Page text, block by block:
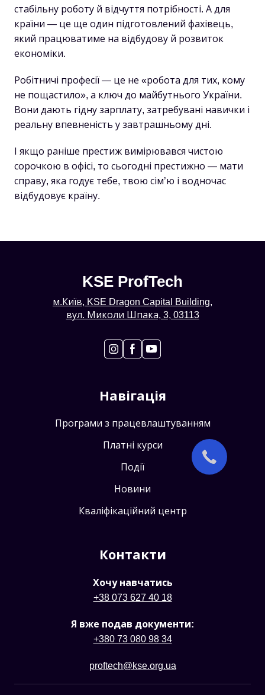
стабільну роботу й відчуття потрібності. А для
країни — це ще один підготовлений фахівець,
який працюватиме на відбудову й розвиток
економіки.
Робітничі професії — це не «робота для тих, кому
не пощастило», а ключ до майбутнього України.
Вони дають гідну зарплату, затребувані навички і
реальну впевненість у завтрашньому дні.
І якщо раніше престиж вимірювався чистою
сорочкою в офісі, то сьогодні престижно — мати
справу, яка годує тебе, твою сім’ю і водночас
відбудовує країну.
KSE ProfTech
м.Київ, KSE Dragon Capital Building,
вул. Миколи Шпака, 3, 03113
Навігація
Програми з працевлаштуванням
Платні курси
Події
Новини
Кваліфікаційний центр
Контакти
Хочу навчатись
+38 073 627 40 18
Я вже подав документи:
+380 73 080 98 34
proftech@kse.org.ua